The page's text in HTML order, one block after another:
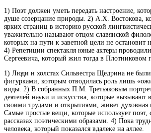
1) Поэт должен уметь передать настроение,
душе созерцание природы. 2) А.Х. Востокова,
ярких страниц в историю русской
уважительно называют отцом славянской
которых на пути к заветной цели не остановит
4) Репетиции спектакля юные актеры
Сергеевича, который жил тогда в Плотниковом
1) Люди н холстах Сильвестра Щедрина не
фигурками, которым отводилась роль лишь
виды. 2) В собранных П.М. Третьяковым
деятелей науки и искусства, которые вызывают
своими трудами и открытиями, живет духовная
Самые простые вещи, которые использует поэт,
рассказах поэтическими образами. 4) Пока
человека, который показался вдалеке на аллее.